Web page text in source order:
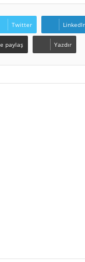
Twitter
paylaş Yazdır